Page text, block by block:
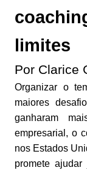
limites
Por Clarice
Organizar o
maiores
ganharam
empresarial, o
nos Estados
promete